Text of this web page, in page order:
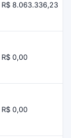
R$ 8.063.336,23
R$ 0,00
R$ 0,00